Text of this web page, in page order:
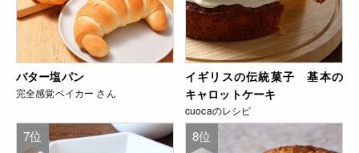
バター塩パン
完全感覚ベイカー さん
イギリスの伝統菓子 基本の
キャロットケーキ
cuocaのレシピ
7位 8位